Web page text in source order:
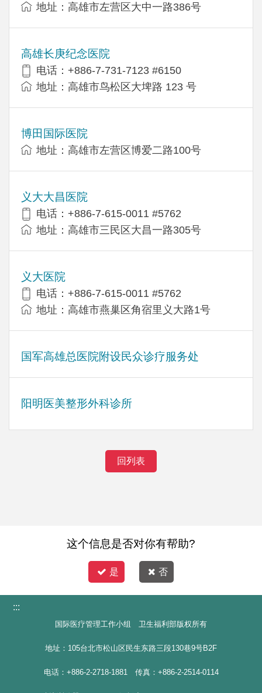
地址：高雄市左营区大中一路386号
高雄长庚纪念医院
电话：+886-7-731-7123 #6150
地址：高雄市鸟松区大埤路 123 号
博田国际医院
地址：高雄市左营区博爱二路100号
义大大昌医院
电话：+886-7-615-0011 #5762
地址：高雄市三民区大昌一路305号
义大医院
电话：+886-7-615-0011 #5762
地址：高雄市燕巢区角宿里义大路1号
国军高雄总医院附设民众诊疗服务处
阳明医美整形外科诊所
回列表
这个信息是否对你有帮助?
是 否
:::
国际医疗管理工作小组 卫生福利部版权所有
地址：105台北市松山区民生东路三段130巷9号B2F
电话：+886-2-2718-1881 传真：+886-2-2514-0114